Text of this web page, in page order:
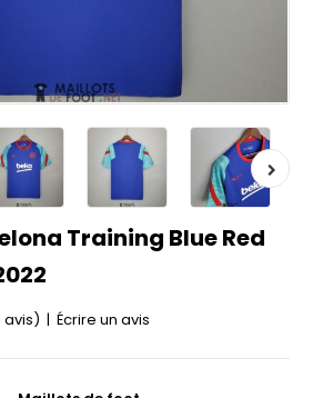
Training Blue Red
avis) | Écrire un avis